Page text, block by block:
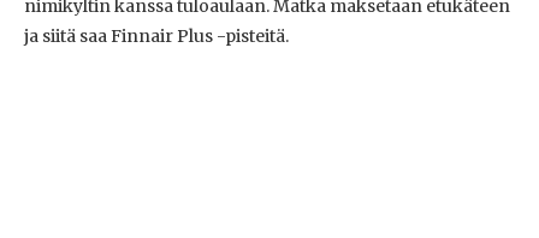
nimikyltin kanssa tuloaulaan. Matka maksetaan etukäteen
ja siitä saa Finnair Plus -pisteitä.